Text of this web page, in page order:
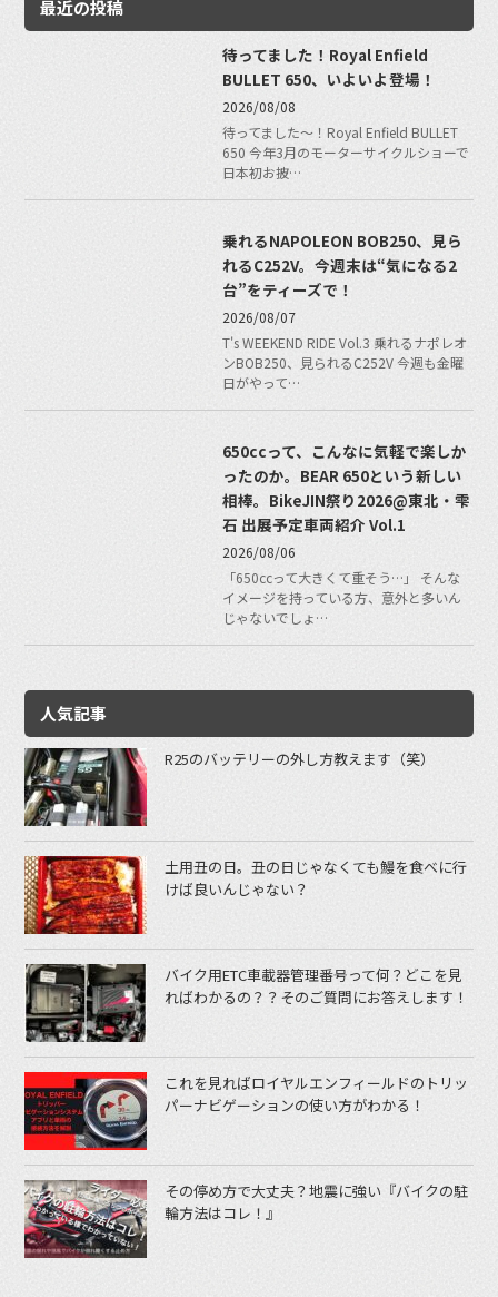
最近の投稿
待ってました！Royal Enfield
BULLET 650、いよいよ登場！
2026/08/08
待ってました〜！Royal Enfield BULLET
650 今年3月のモーターサイクルショーで
日本初お披…
乗れるNAPOLEON BOB250、見ら
れるC252V。今週末は“気になる2
台”をティーズで！
2026/08/07
T's WEEKEND RIDE Vol.3 乗れるナポレオ
ンBOB250、見られるC252V 今週も金曜
日がやって…
650ccって、こんなに気軽で楽しか
ったのか。BEAR 650という新しい
相棒。BikeJIN祭り2026@東北・雫
石 出展予定車両紹介 Vol.1
2026/08/06
「650ccって大きくて重そう…」 そんな
イメージを持っている方、意外と多いん
じゃないでしょ…
人気記事
R25のバッテリーの外し方教えます（笑）
土用丑の日。丑の日じゃなくても鰻を食べに行
けば良いんじゃない？
バイク用ETC車載器管理番号って何？どこを見
ればわかるの？？そのご質問にお答えします！
これを見ればロイヤルエンフィールドのトリッ
パーナビゲーションの使い方がわかる！
その停め方で大丈夫？地震に強い『バイクの駐
輪方法はコレ！』